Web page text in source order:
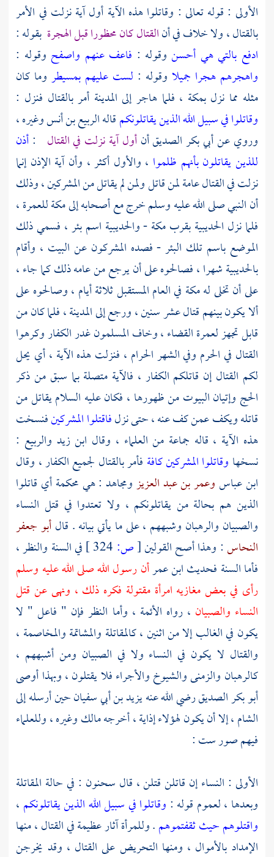
الأولى : قوله تعالى : وقاتلوا هذه الآية أول آية نزلت في الأمر
بالقتال ، ولا خلاف في أنالقتال كان محظورا قبل الهجرة بقوله :
ادفع بالتي هي أحسن وقوله : فاعف عنهم واصفح وقوله :
واهجرهم هجرا جميلا وقوله : لست عليهم بمسيطر وما كان
مثله مما نزلبمكة ، فلما هاجر إلى المدينة أمر بالقتال فنزل :
وقاتلوا في سبيل الله الذين يقاتلونكمقالهالربيع بن أنسوغيره ،
وروي عنأبي بكر الصديقأنأول آية نزلت في القتال :أذن
للذين يقاتلون بأنهم ظلموا ، والأول أكثر ، وأن آية الإذن إنما
نزلت في القتال عامة لمن قاتل ولمن لم يقاتل من المشركين ، وذلك
أن النبي صلى الله عليه وسلم خرج مع أصحابه إلى مكة للعمرة ،
فلما نزل الحديبيةبقربمكة-والحديبية اسم بئر ، فسمي ذلك
الموضع باسم تلك البئر - فصده المشركون عن البيت ، وأقام
بالحديبيةشهرا ، فصالحوه على أن يرجع من عامه ذلك كما جاء ،
على أن تخلى لهمكة في العام المستقبل ثلاثة أيام ، وصالحوه على
ألا يكون بينهم قتال عشر سنين ، ورجع إلىالمدينة، فلما كان من
قابل تجهز لعمرة القضاء ، وخاف المسلمون غدر الكفار وكرهوا
القتال في الحرم وفي الشهر الحرام ، فنزلت هذه الآية ، أي يحل
لكم القتال إن قاتلكم الكفار ، فالآية متصلة بما سبق من ذكر
الحج وإتيان البيوت من ظهورها ، فكان عليه السلام يقاتل من
قاتله ويكف عمن كف عنه ، حتى نزلفاقتلوا المشركينفنسخت
هذه الآية ، قاله جماعة من العلماء ، وقال ابن زيد والربيع :
نسخها وقاتلوا المشركين كافة فأمر بالقتال لجميع الكفار ، وقال
ابن عباسوعمر بن عبد العزيزومجاهد : هي محكمة أي قاتلوا
الذين هم بحالة من يقاتلونكم ، ولا تعتدوا في قتل النساء
والصبيان والرهبان وشبههم ، على ما يأتي بيانه . قالأبو جعفر
النحاس: وهذا أصح القولين[ص:
في السنة والنظر ،
فأما السنة فحديثابن عمرأن رسول الله صلى الله عليه وسلم
رأى في بعض مغازيه امرأة مقتولة فكره ذلك ، ونهى عن قتل
النساء والصبيان ، رواه الأئمة ، وأما النظر فإن " فاعل " لا
يكون في الغالب إلا من اثنين ، كالمقاتلة والمشاتمة والمخاصمة ،
والقتال لا يكون في النساء ولا في الصبيان ومن أشبههم ،
كالرهبان والزمنى والشيوخ والأجراء فلا يقتلون ، وبهذا أوصى
أبو بكر الصديقرضي الله عنهيزيد بن أبي سفيانحين أرسله إلى
الشام، إلا أن يكون لهؤلاء إذاية ، أخرجهمالكوغيره ، وللعلماء
فيهم صور ست :
الأولى : النساء إن قاتلن قتلن ، قال سحنون : في حالة المقاتلة
وبعدها ، لعموم قوله : وقاتلوا في سبيل الله الذين يقاتلونكم ،
واقتلوهم حيث ثقفتموهم. وللمرأة آثار عظيمة في القتال ، منها
الإمداد بالأموال ، ومنها التحريض على القتال ، وقد يخرجن